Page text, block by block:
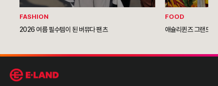
FASHION
2026 여름 필수템이 된 버뮤다 팬츠
FOOD
애슐리퀸즈 그랜드